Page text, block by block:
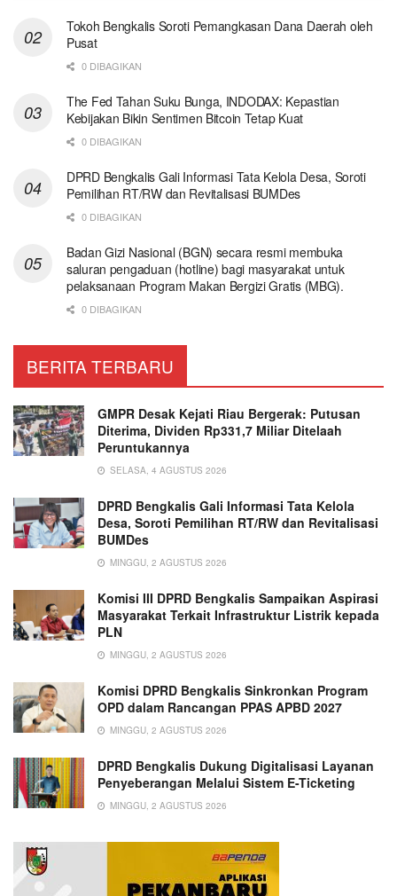
Tokoh Bengkalis Soroti Pemangkasan Dana Daerah oleh
Pusat
0 DIBAGIKAN
The Fed Tahan Suku Bunga, INDODAX: Kepastian
Kebijakan Bikin Sentimen Bitcoin Tetap Kuat
0 DIBAGIKAN
DPRD Bengkalis Gali Informasi Tata Kelola Desa, Soroti
Pemilihan RT/RW dan Revitalisasi BUMDes
0 DIBAGIKAN
Badan Gizi Nasional (BGN) secara resmi membuka
saluran pengaduan (hotline) bagi masyarakat untuk
pelaksanaan Program Makan Bergizi Gratis (MBG).
0 DIBAGIKAN
BERITA TERBARU
GMPR Desak Kejati Riau Bergerak: Putusan
Diterima, Dividen Rp331,7 Miliar Ditelaah
Peruntukannya
SELASA, 4 AGUSTUS 2026
DPRD Bengkalis Gali Informasi Tata Kelola
Desa, Soroti Pemilihan RT/RW dan Revitalisasi
BUMDes
MINGGU, 2 AGUSTUS 2026
Komisi III DPRD Bengkalis Sampaikan Aspirasi
Masyarakat Terkait Infrastruktur Listrik kepada
PLN
MINGGU, 2 AGUSTUS 2026
Komisi DPRD Bengkalis Sinkronkan Program
OPD dalam Rancangan PPAS APBD 2027
MINGGU, 2 AGUSTUS 2026
DPRD Bengkalis Dukung Digitalisasi Layanan
Penyeberangan Melalui Sistem E-Ticketing
MINGGU, 2 AGUSTUS 2026